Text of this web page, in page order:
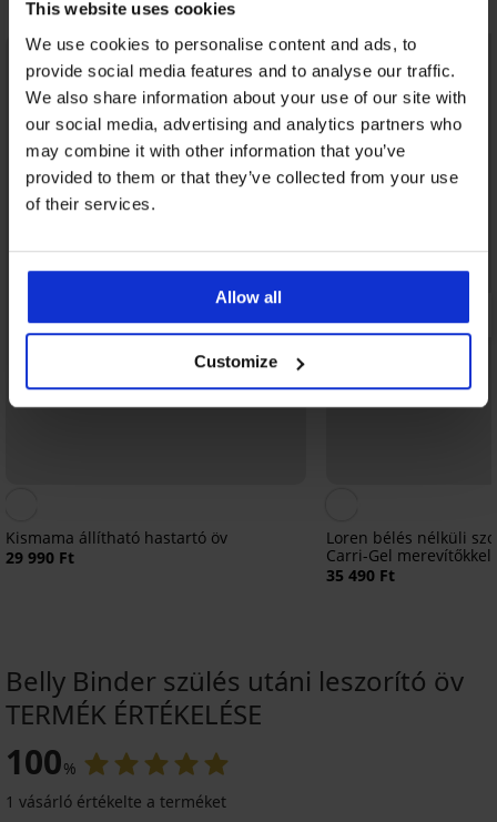
This website uses cookies
We use cookies to personalise content and ads, to
provide social media features and to analyse our traffic.
We also share information about your use of our site with
our social media, advertising and analytics partners who
may combine it with other information that you’ve
provided to them or that they’ve collected from your use
of their services.
Allow all
Customize
Kismama állítható hastartó öv
29 990 Ft
Loren bélés nélküli
Carri-Gel merevítőkkel
35 490 Ft
Belly Binder szülés utáni leszorító öv
TERMÉK ÉRTÉKELÉSE
100%
1 vásárló értékelte a terméket